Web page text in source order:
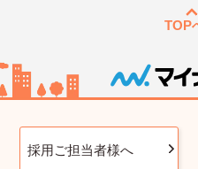
TOP
採用ご担当者様へ